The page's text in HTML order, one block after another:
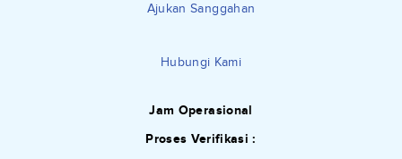
Ajukan Sanggahan
Hubungi Kami
Jam Operasional
Proses Verifikasi :